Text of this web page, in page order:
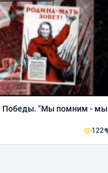
Победы. "Мы помним - мы
122